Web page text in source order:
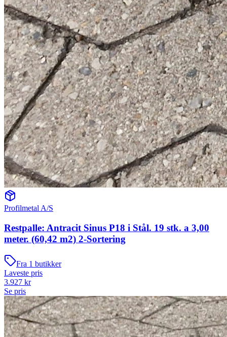
Profilmetal A/S
Restpalle: Antracit Sinus P18 i Stål. 19 stk. a 3,00
meter. (60,42 m2) 2-Sortering
Fra 1 butikker
Laveste pris
3.927 kr
Se pris